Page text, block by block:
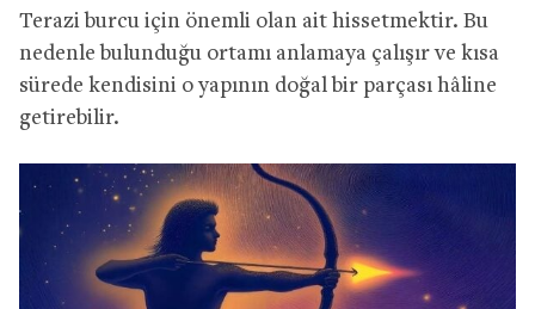
Terazi burcu için önemli olan ait hissetmektir. Bu
nedenle bulunduğu ortamı anlamaya çalışır ve kısa
sürede kendisini o yapının doğal bir parçası hâline
getirebilir.